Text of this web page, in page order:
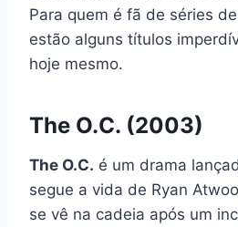
Para quem é fã de séries
estão alguns títulos
hoje mesmo.
The O.C. (2003)
The O.C. é um drama
segue a vida de Ryan
se vê na cadeia após um